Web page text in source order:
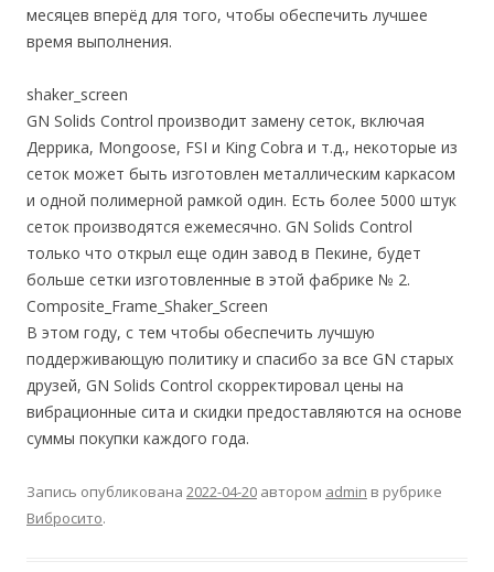
месяцев вперёд для того, чтобы обеспечить лучшее
время выполнения.
shaker_screen
GN Solids Control производит замену сеток, включая
Деррика, Mongoose, FSI и King Cobra и т.д., некоторые из
сеток может быть изготовлен металлическим каркасом
и одной полимерной рамкой один. Есть более 5000 штук
сеток производятся ежемесячно. GN Solids Control
только что открыл еще один завод в Пекине, будет
больше сетки изготовленные в этой фабрике № 2.
Composite_Frame_Shaker_Screen
В этом году, с тем чтобы обеспечить лучшую
поддерживающую политику и спасибо за все GN старых
друзей, GN Solids Control скорректировал цены на
вибрационные сита и скидки предоставляются на основе
суммы покупки каждого года.
Запись опубликована 2022-04-20 автором admin в рубрике
Вибросито.